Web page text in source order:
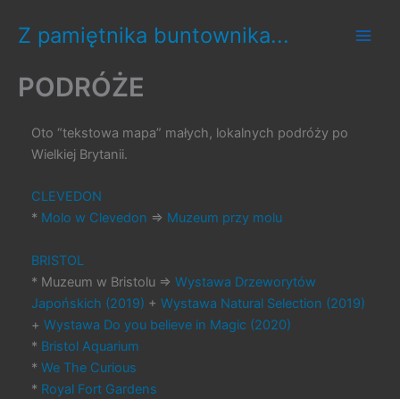
content
Z pamiętnika buntownika...
PODRÓŻE
Oto “tekstowa mapa” małych, lokalnych podróży po
Wielkiej Brytanii.
CLEVEDON
* Molo w Clevedon => Muzeum przy molu
BRISTOL
* Muzeum w Bristolu => Wystawa Drzeworytów
Japońskich (2019) + Wystawa Natural Selection (2019)
+ Wystawa Do you believe in Magic (2020)
* Bristol Aquarium
* We The Curious
* Royal Fort Gardens